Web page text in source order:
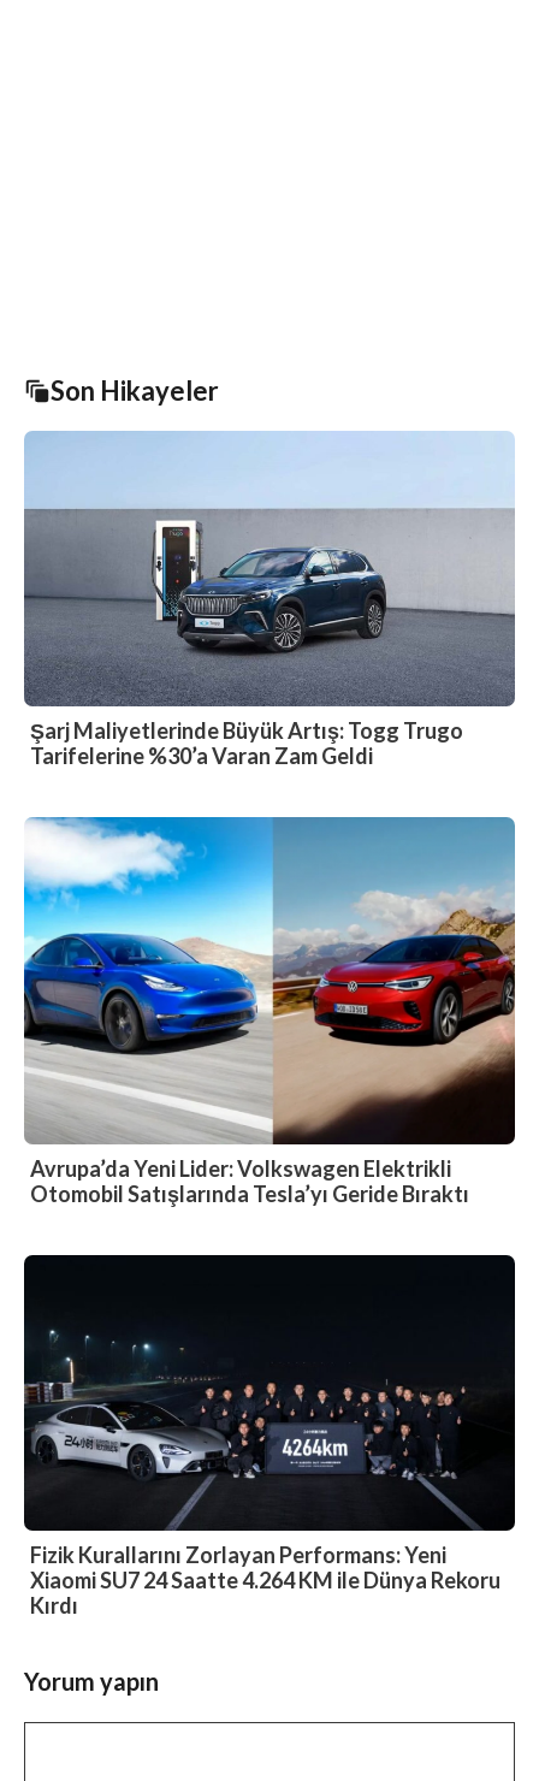
Son Hikayeler
Şarj Maliyetlerinde Büyük Artış: Togg Trugo
Tarifelerine %30’a Varan Zam Geldi
Avrupa’da Yeni Lider: Volkswagen Elektrikli
Otomobil Satışlarında Tesla’yı Geride Bıraktı
Fizik Kurallarını Zorlayan Performans: Yeni
Xiaomi SU7 24 Saatte 4.264 KM ile Dünya Rekoru
Kırdı
Yorum yapın